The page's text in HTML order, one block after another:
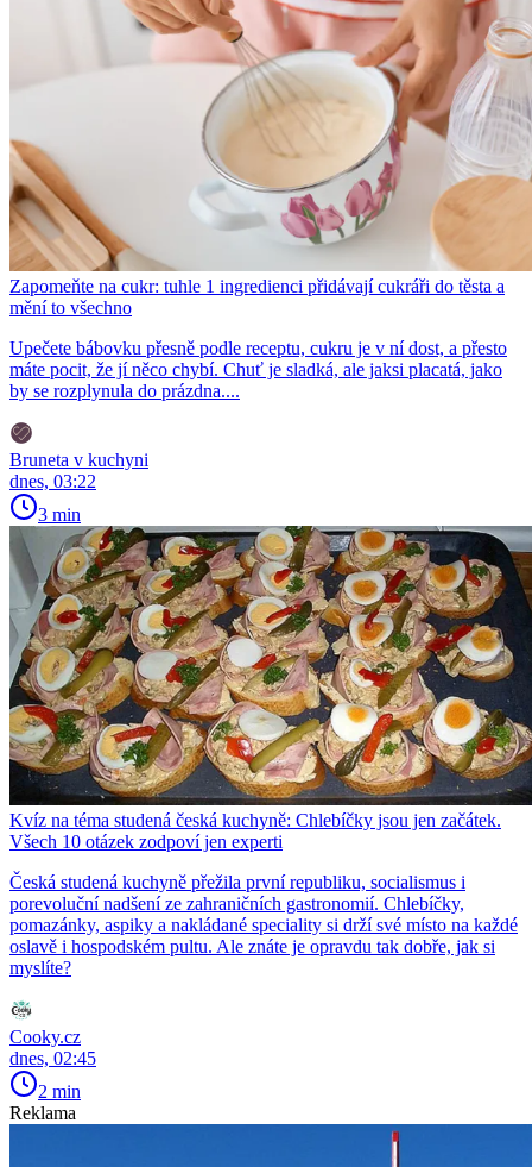
Zapomeňte na cukr: tuhle 1 ingredienci přidávají cukráři do těsta a
mění to všechno
Upečete bábovku přesně podle receptu, cukru je v ní dost, a přesto
máte pocit, že jí něco chybí. Chuť je sladká, ale jaksi placatá, jako
by se rozplynula do prázdna....
Bruneta v kuchyni
dnes, 03:22
3 min
Kvíz na téma studená česká kuchyně: Chlebíčky jsou jen začátek.
Všech 10 otázek zodpoví jen experti
Česká studená kuchyně přežila první republiku, socialismus i
porevoluční nadšení ze zahraničních gastronomií. Chlebíčky,
pomazánky, aspiky a nakládané speciality si drží své místo na každé
oslavě i hospodském pultu. Ale znáte je opravdu tak dobře, jak si
myslíte?
Cooky.cz
dnes, 02:45
2 min
Reklama